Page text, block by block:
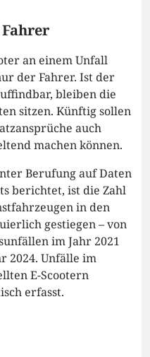
an einem Unfall
der Fahrer. Ist der
bleiben die
sitzen. Künftig sollen
auch
machen können.
Berufung auf Daten
berichtet, ist die Zahl
in den
gestiegen – von
im Jahr 2021
2024. Unfälle im
E-Scootern
erfasst.